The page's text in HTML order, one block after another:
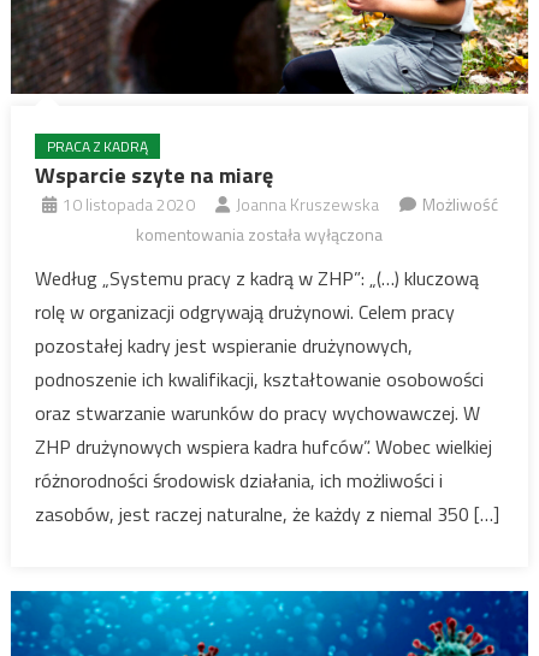
PRACA Z KADRĄ
Wsparcie szyte na miarę
10 listopada 2020 Joanna Kruszewska
Możliwość
komentowaniaWsparcie
na
miarę
została wyłączona
Według „Systemu pracy z kadrą w ZHP”: „(…) kluczową
rolę w organizacji odgrywają drużynowi. Celem pracy
pozostałej kadry jest wspieranie drużynowych,
podnoszenie ich kwalifikacji, kształtowanie osobowości
oraz stwarzanie warunków do pracy wychowawczej. W
ZHP drużynowych wspiera kadra hufców”. Wobec wielkiej
różnorodności środowisk działania, ich możliwości i
zasobów, jest raczej naturalne, że każdy z niemal 350 […]